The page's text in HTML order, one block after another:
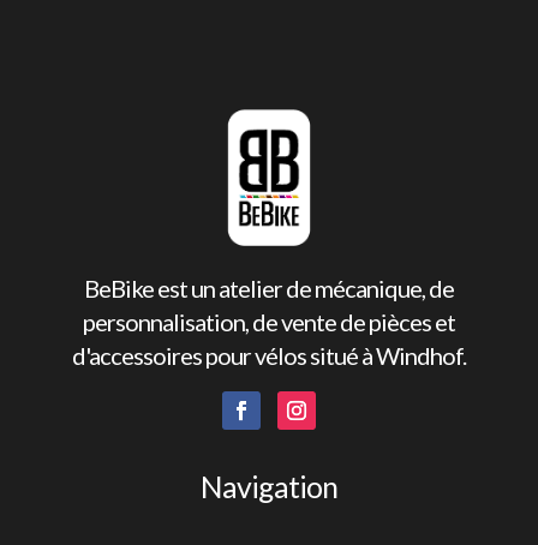
BeBike est un atelier de mécanique, de
personnalisation, de vente de pièces et
d'accessoires pour vélos situé à Windhof.
Navigation